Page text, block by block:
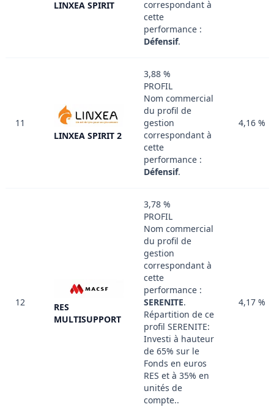
LINXEA SPIRIT
correspondant à
cette
performance :
Défensif.
11
LINXEA SPIRIT 2
3,88 %
PROFIL
Nom commercial
du profil de
gestion
correspondant à
cette
performance :
Défensif.
4,16 %
12
RES
MULTISUPPORT
3,78 %
PROFIL
Nom commercial
du profil de
gestion
correspondant à
cette
performance :
SERENITE.
Répartition de ce
profil SERENITE:
Investi à hauteur
de 65% sur le
Fonds en euros
RES et à 35% en
unités de
compte..
4,17 %